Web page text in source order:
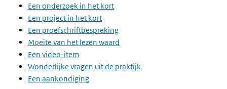
Een onderzoek in het kort
Een project in het kort
Een proefschriftbespreking
Moeite van het lezen waard
Een video-item
Wonderlijke vragen uit de praktijk
Een aankondiging